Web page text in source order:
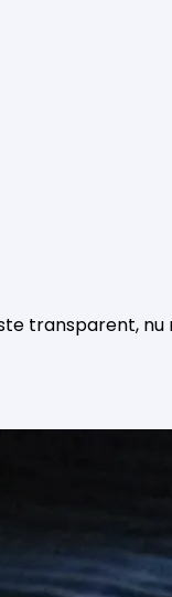
transparent, nu